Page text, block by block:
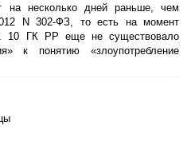
на несколько дней раньше, чем
N 302-ФЗ, то есть на момент
10 ГК РР еще не существовало
к понятию «злоупотребление